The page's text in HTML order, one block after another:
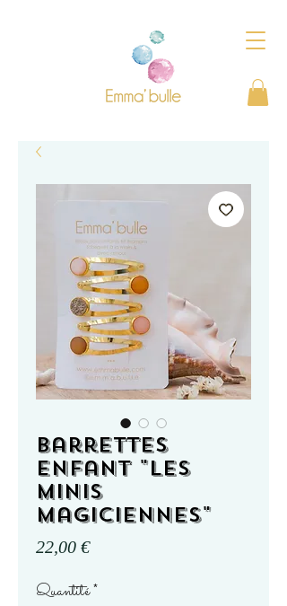
Barrettes
enfant "Les
Minis
Magiciennes"
22,00 €Prix
Quantité*